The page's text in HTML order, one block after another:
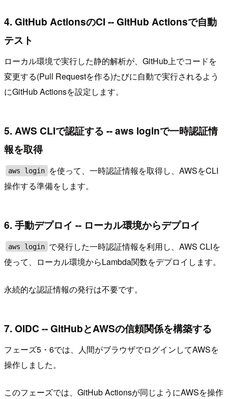
4. GitHub ActionsのCI -- GitHub Actionsで自動
テスト
ローカル環境で実行した静的解析が、GitHub上でコードを
変更する(Pull Requestを作る)たびに自動で実行されるよう
にGitHub Actionsを設定します。
5. AWS CLIで認証する -- aws loginで一時認証情
報を取得
aws login
を使って、一時認証情報を取得し、AWSをCLI
操作する準備をします。
6. 手動デプロイ -- ローカル環境からデプロイ
aws login で発行した一時認証情報を利用し、AWS CLIを
使って、ローカル環境からLambda関数をデプロイします。
永続的な認証情報の発行は不要です。
7. OIDC -- GitHubとAWSの信頼関係を構築する
フェーズ5・6では、人間がブラウザでログインしてAWSを
操作しました。
このフェーズでは、GitHub Actionsが同じようにAWSを操作